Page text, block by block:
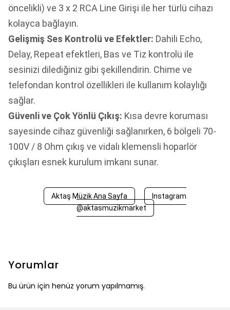
öncelikli) ve 3 x 2 RCA Line Girişi ile her türlü cihazı
kolayca bağlayın.
Gelişmiş Ses Kontrolü ve Efektler: Dahili Echo,
Delay, Repeat efektleri, Bas ve Tiz kontrolü ile
sesinizi dilediğiniz gibi şekillendirin. Chime ve
telefondan kontrol özellikleri ile kullanım kolaylığı
sağlar.
Güvenli ve Çok Yönlü Çıkış: Kısa devre koruması
sayesinde cihaz güvenliği sağlanırken, 6 bölgeli 70-
100V / 8 Ohm çıkış ve vidalı klemensli hoparlör
çıkışları esnek kurulum imkanı sunar.
Aktaş Müzik Ana Sayfa
Instagram
@aktasmuzikmarket
Yorumlar
Bu ürün için henüz yorum yapılmamış.